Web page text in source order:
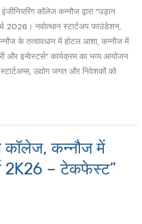
कॉलेज कन्नौज द्वारा “उड़ान
2026। नवोत्थान स्टार्टअप फाउंडेशन,
के तत्वावधान में होटल आशा, कन्नौज में
और इन्वेस्टर्स” कार्यक्रम का भव्य आयोजन
उद्योग जगत और निवेशकों को
कॉलेज, कन्नौज में
2K26 – टेकफेस्ट”